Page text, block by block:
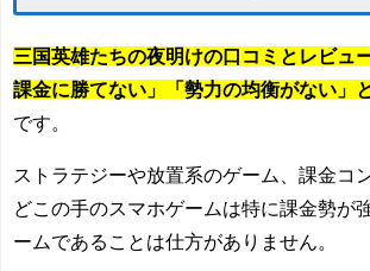
三国英雄たちの夜明けの口コミとレビュ
課金に勝てない」「勢力の均衡がない」
です。
ストラテジーや放置系のゲーム、課金コ
どこの手のスマホゲームは特に課金勢が
ームであることは仕方がありません。